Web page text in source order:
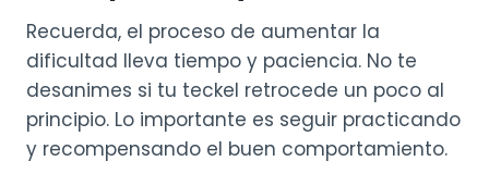
Recuerda, el proceso de aumentar la
dificultad lleva tiempo y paciencia. No te
desanimes si tu teckel retrocede un poco al
principio. Lo importante es seguir practicando
y recompensando el buen comportamiento.